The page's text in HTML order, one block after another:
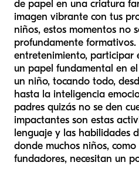
de papel en una criatura
imagen vibrante con tus
niños, estos momentos no
profundamente formativos.
entretenimiento, participar
un papel fundamental en
un niño, tocando todo,
hasta la inteligencia
padres quizás no se den
impactantes son estas
lenguaje y las habilidades
donde muchos niños,
fundadores, necesitan un